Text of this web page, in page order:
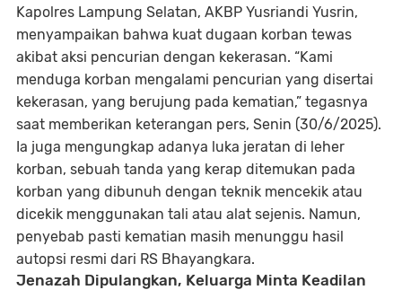
Kapolres Lampung Selatan, AKBP Yusriandi Yusrin,
menyampaikan bahwa kuat dugaan korban tewas
akibat aksi pencurian dengan kekerasan. “Kami
menduga korban mengalami pencurian yang disertai
kekerasan, yang berujung pada kematian,” tegasnya
saat memberikan keterangan pers, Senin (30/6/2025).
Ia juga mengungkap adanya luka jeratan di leher
korban, sebuah tanda yang kerap ditemukan pada
korban yang dibunuh dengan teknik mencekik atau
dicekik menggunakan tali atau alat sejenis. Namun,
penyebab pasti kematian masih menunggu hasil
autopsi resmi dari RS Bhayangkara.
Jenazah Dipulangkan, Keluarga Minta Keadilan